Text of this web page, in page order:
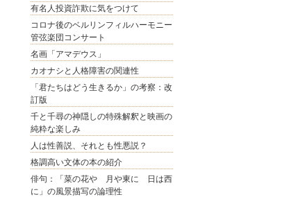
有名人投資詐欺に気をつけて
コロナ後のベルリンフィルハーモニー
管弦楽団コンサート
名画「アマデウス」
カオナシと人格障害の関連性
「君たちはどう生きるか」の考察：改
訂版
千と千尋の神隠しの特殊解釈と映画の
純粋な楽しみ
人は性善説、それとも性悪説？
格調高い文体の本の紹介
俳句：「菜の花や 月や東に 日は西
に」の風景描写の論理性